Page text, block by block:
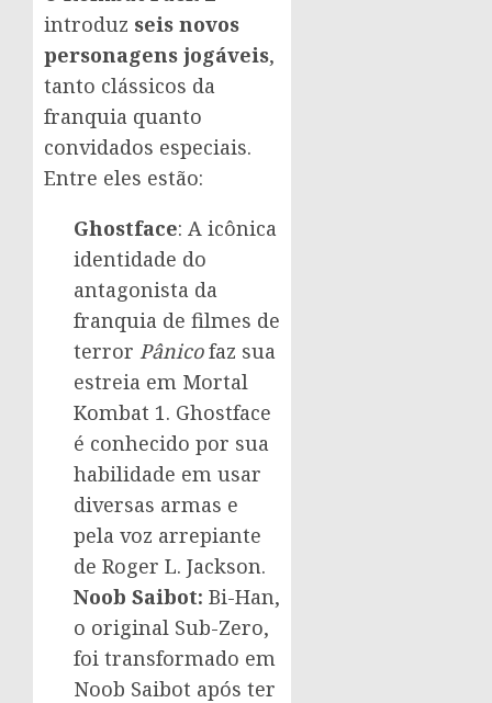
introduz seis novos
personagens jogáveis,
tanto clássicos da
franquia quanto
convidados especiais.
Entre eles estão:
Ghostface: A icônica
identidade do
antagonista da
franquia de filmes de
terror Pânicofaz sua
estreia em Mortal
Kombat 1. Ghostface
é conhecido por sua
habilidade em usar
diversas armas e
pela voz arrepiante
de Roger L. Jackson.
Noob Saibot: Bi-Han,
o original Sub-Zero,
foi transformado em
Noob Saibot após ter